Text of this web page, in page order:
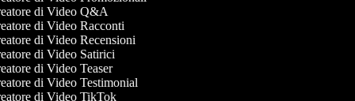
di Video Q&A
di Video Racconti
di Video Recensioni
di Video Satirici
di Video Teaser
di Video Testimonial
di Video TikTok